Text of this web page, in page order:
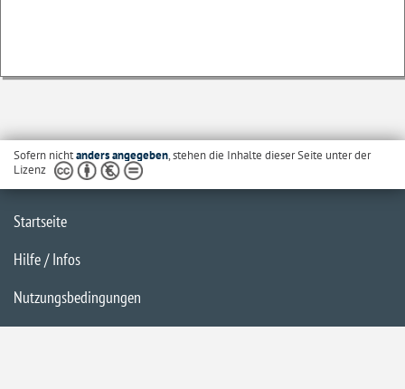
Sofern nichtanders angegeben, stehen die Inhalte dieser Seite unter der
Lizenz
Startseite
Hilfe / Infos
Nutzungsbedingungen